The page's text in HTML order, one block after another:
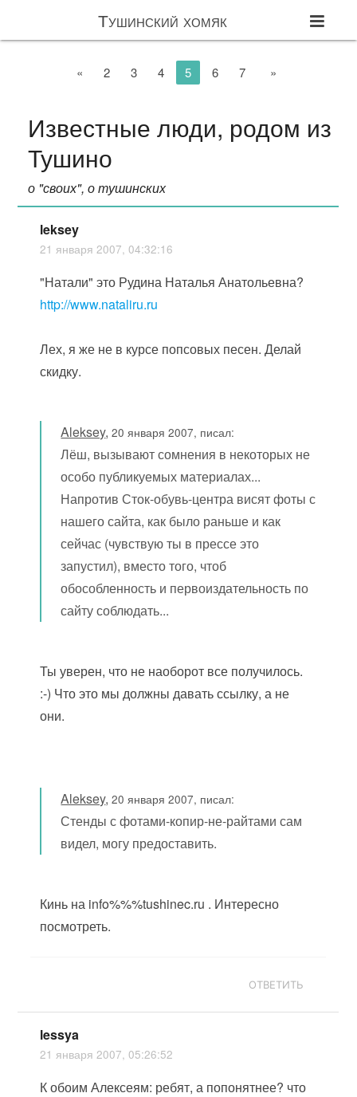
Тушинский хомяк
« 2 3 4 5 6 7 »
Известные люди, родом из
Тушино
о "своих", о тушинских
leksey
21 января 2007, 04:32:16
"Натали" это Рудина Наталья Анатольевна?
http://www.nataliru.ru
Лех, я же не в курсе попсовых песен. Делай
скидку.
Aleksey,20 января 2007, писал:
Лёш, вызывают сомнения в некоторых не
особо публикуемых материалах...
Напротив Сток-обувь-центра висят фоты с
нашего сайта, как было раньше и как
сейчас (чувствую ты в прессе это
запустил), вместо того, чтоб
обособленность и первоиздательность по
сайту соблюдать...
Ты уверен, что не наоборот все получилось.
:-) Что это мы должны давать ссылку, а не
они.
Aleksey,20 января 2007, писал:
Стенды с фотами-копир-не-райтами сам
видел, могу предоставить.
Кинь на info%%%tushinec.ru . Интересно
посмотреть.
ОТВЕТИТЬ
lessya
21 января 2007, 05:26:52
К обоим Алексеям: ребят, а попонятнее? что